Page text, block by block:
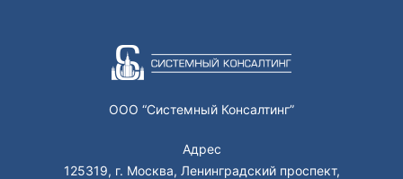
ООО “Системный Консалтинг”
Адрес
125319, г. Москва, Ленинградский проспект,